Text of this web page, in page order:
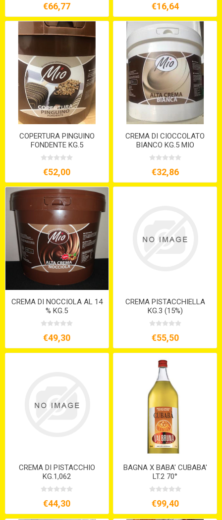
€66,77 €16,64
COPERTURA PINGUINO
FONDENTE KG.5
€52,00
CREMA DI CIOCCOLATO
BIANCO KG.5 MIO
€32,86
CREMA DI NOCCIOLA AL 14
% KG.5
€49,30
CREMA PISTACCHIELLA
KG.3 (15%)
€55,50
CREMA DI PISTACCHIO
KG.1,062
€44,30
BAGNA X BABA' CUBABA'
LT.2 70°
€99,40